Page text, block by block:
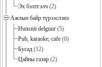
Эх бэлтгэлч (2)
Ажлын байр түрээслэнэ
Hunsnii delguur (5)
Pub, karaoke, cafe (0)
Бусад (12)
Цайны газар (2)